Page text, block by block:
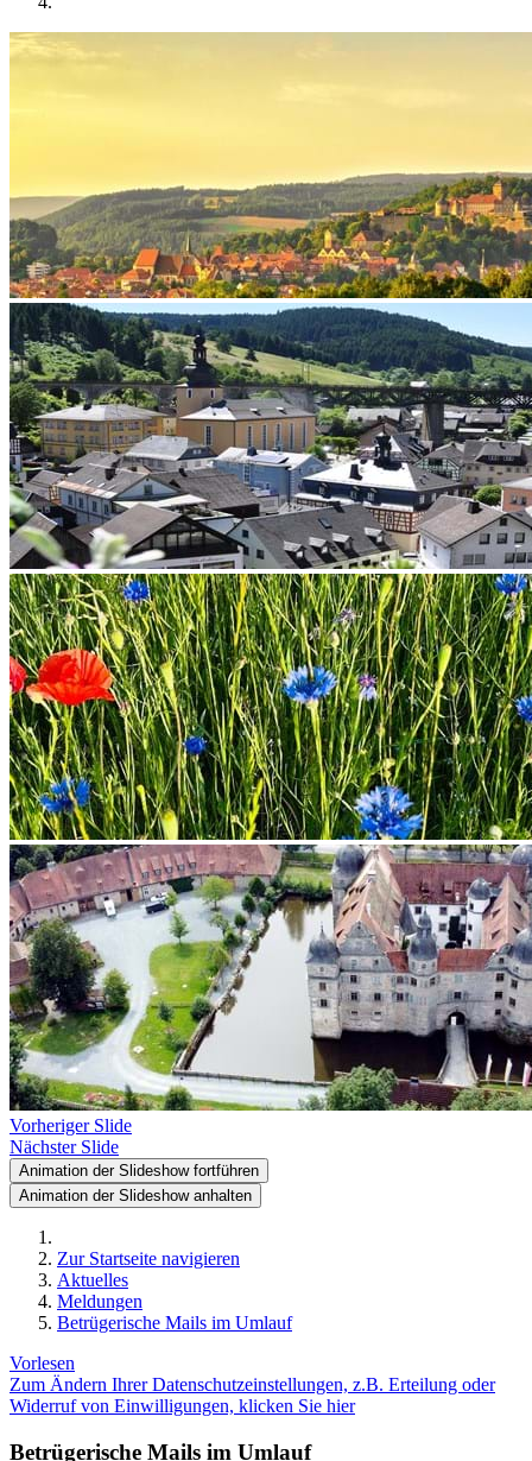
Vorheriger Slide
Nächster Slide
Animation der Slideshow fortführen
Animation der Slideshow anhalten
Zur Startseite navigieren
Aktuelles
Meldungen
Betrügerische Mails im Umlauf
Vorlesen
Zum Ändern Ihrer Datenschutzeinstellungen, z.B. Erteilung oder
Widerruf von Einwilligungen, klicken Sie hier
Betrügerische Mails im Umlauf